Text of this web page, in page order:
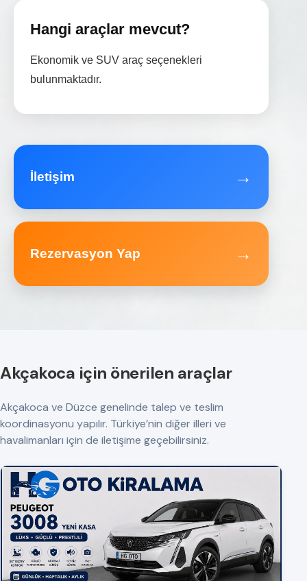
Hangi araçlar mevcut?
Ekonomik ve SUV araç seçenekleri
bulunmaktadır.
İletişim →
Rezervasyon Yap →
Akçakoca için önerilen araçlar
Akçakoca ve Düzce genelinde talep ve teslim
koordinasyonu yapılır. Türkiye’nin diğer illeri ve
havalimanları için de iletişime geçebilirsiniz.